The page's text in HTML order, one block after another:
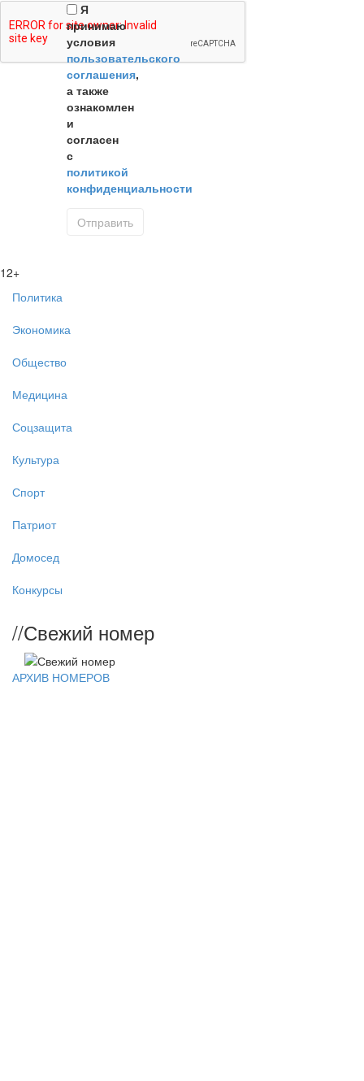
Я
принимаю
условия
пользовательского
соглашения,
а также
ознакомлен
и
согласен
с
политикой
конфиденциальности
12+
Политика
Экономика
Общество
Медицина
Соцзащита
Культура
Спорт
Патриот
Домосед
Конкурсы
//Свежий номер
АРХИВ НОМЕРОВ